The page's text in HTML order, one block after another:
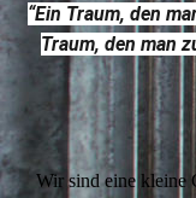
“Ein Traum, den
Traum, den man
Wir sind eine kleine